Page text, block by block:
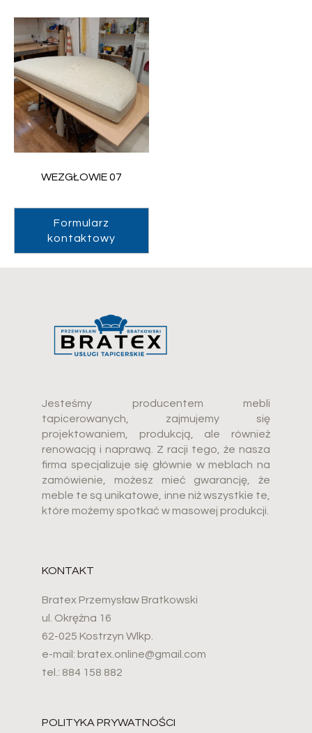
WEZGŁOWIE 07
Formularz
kontaktowy
Jesteśmy producentem mebli
tapicerowanych, zajmujemy się
projektowaniem, produkcją, ale również
renowacją i naprawą. Z racji tego, że nasza
firma specjalizuje się głównie w meblach na
zamówienie, możesz mieć gwarancję, że
meble te są unikatowe, inne niż wszystkie te,
które możemy spotkać w masowej produkcji.
KONTAKT
Bratex Przemysław Bratkowski
ul. Okrężna 16
62-025 Kostrzyn Wlkp.
e-mail: bratex.online@gmail.com
tel.: 884 158 882
POLITYKA PRYWATNOŚCI